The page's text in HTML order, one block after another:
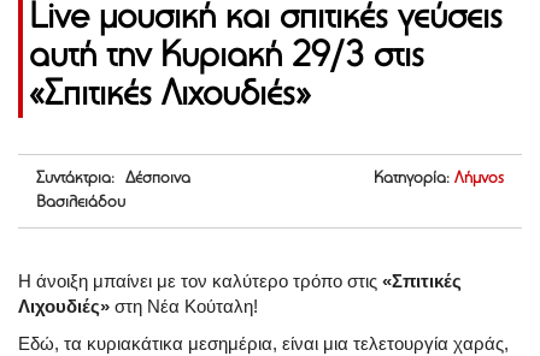
Live μουσική και σπιτικές γεύσεις
αυτή την Κυριακή 29/3 στις
«Σπιτικές Λιχουδιές»
Συντάκτρια: Δέσποινα
Βασιλειάδου
Κατηγορία: Λήμνος
Η άνοιξη μπαίνει με τον καλύτερο τρόπο στις «Σπιτικές
Λιχουδιές» στη Νέα Κούταλη!
Εδώ, τα κυριακάτικα μεσημέρια, είναι μια τελετουργία χαράς,